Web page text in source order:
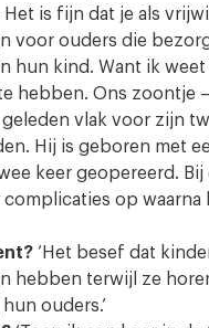
Het is fijn dat je als
voor ouders die
hun kind. Want ik weet
hebben. Ons zoontje
geleden vlak voor zijn
Hij is geboren met
keer geopereerd. Bij
op waarna
‘Het besef dat
hebben terwijl ze
ouders.’